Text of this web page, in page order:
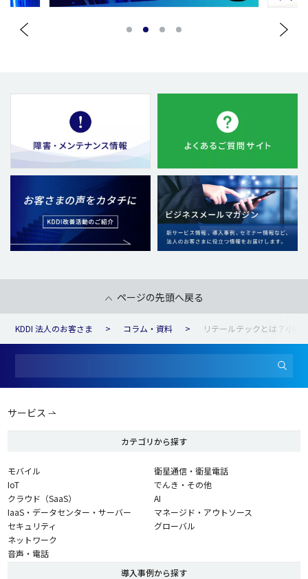
ページの先頭へ戻る
KDDI 法人のお客さま コラム・資料 リテールテックとは？小売
サービス
カテゴリから探す
モバイル
IoT
クラウド（SaaS）
IaaS・データセンター・サーバー
セキュリティ
ネットワーク
音声・電話
衛星通信・衛星電話
でんき・その他
AI
マネージド・アウトソース
グローバル
導入事例から探す